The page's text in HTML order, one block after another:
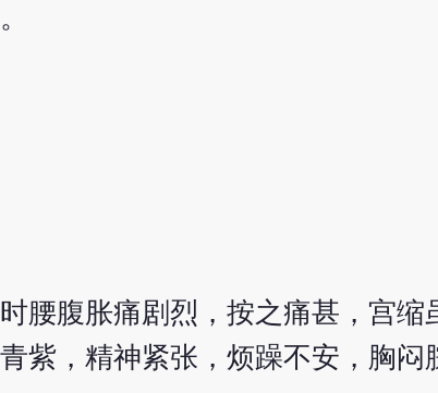
腰腹胀痛剧烈，按之痛甚，宫
紫，精神紧张，烦躁不安，胸